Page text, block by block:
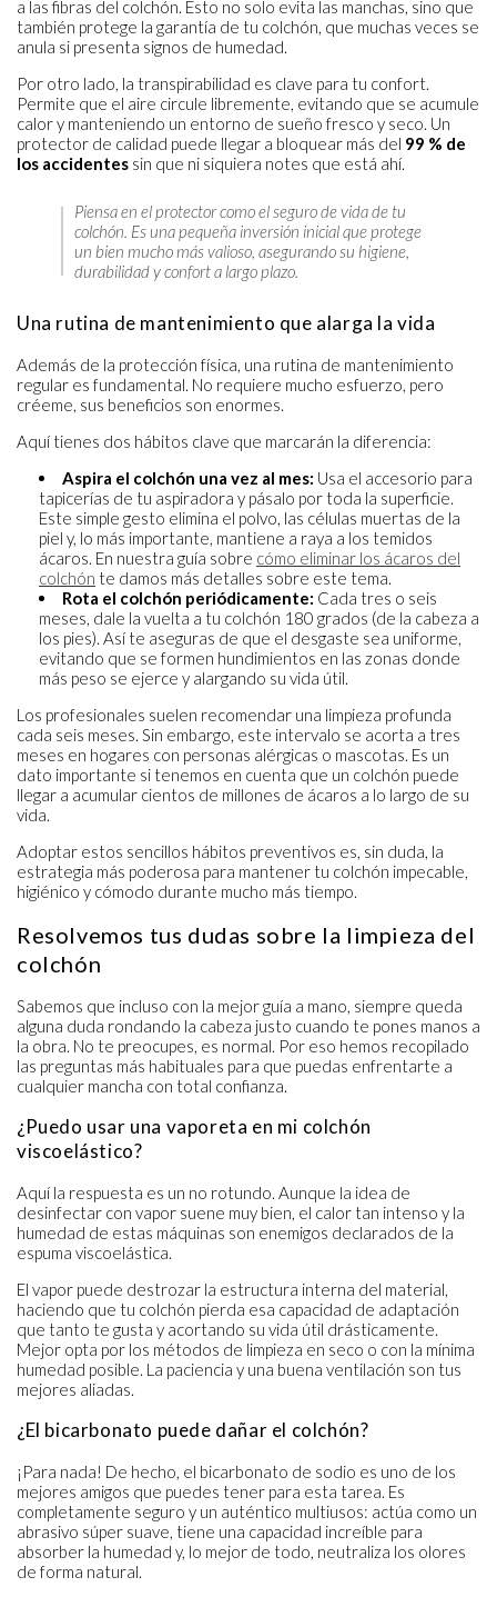
a las fibras del colchón. Esto no solo evita las manchas, sino que
también protege la garantía de tu colchón, que muchas veces se
anula si presenta signos de humedad.
Por otro lado, la transpirabilidad es clave para tu confort.
Permite que el aire circule libremente, evitando que se acumule
calor y manteniendo un entorno de sueño fresco y seco. Un
protector de calidad puede llegar a bloquear más del 99 % de
los accidentes sin que ni siquiera notes que está ahí.
Piensa en el protector como el seguro de vida de tu
colchón. Es una pequeña inversión inicial que protege
un bien mucho más valioso, asegurando su higiene,
durabilidad y confort a largo plazo.
Una rutina de mantenimiento que alarga la vida
Además de la protección física, una rutina de mantenimiento
regular es fundamental. No requiere mucho esfuerzo, pero
créeme, sus beneficios son enormes.
Aquí tienes dos hábitos clave que marcarán la diferencia:
Aspira el colchón una vez al mes: Usa el accesorio para
tapicerías de tu aspiradora y pásalo por toda la superficie.
Este simple gesto elimina el polvo, las células muertas de la
piel y, lo más importante, mantiene a raya a los temidos
ácaros. En nuestra guía sobre cómo eliminar los ácaros del
colchón te damos más detalles sobre este tema.
Rota el colchón periódicamente: Cada tres o seis
meses, dale la vuelta a tu colchón 180 grados (de la cabeza a
los pies). Así te aseguras de que el desgaste sea uniforme,
evitando que se formen hundimientos en las zonas donde
más peso se ejerce y alargando su vida útil.
Los profesionales suelen recomendar una limpieza profunda
cada seis meses. Sin embargo, este intervalo se acorta a tres
meses en hogares con personas alérgicas o mascotas. Es un
dato importante si tenemos en cuenta que un colchón puede
llegar a acumular cientos de millones de ácaros a lo largo de su
vida.
Adoptar estos sencillos hábitos preventivos es, sin duda, la
estrategia más poderosa para mantener tu colchón impecable,
higiénico y cómodo durante mucho más tiempo.
Resolvemos tus dudas sobre la limpieza del
colchón
Sabemos que incluso con la mejor guía a mano, siempre queda
alguna duda rondando la cabeza justo cuando te pones manos a
la obra. No te preocupes, es normal. Por eso hemos recopilado
las preguntas más habituales para que puedas enfrentarte a
cualquier mancha con total confianza.
¿Puedo usar una vaporeta en mi colchón
viscoelástico?
Aquí la respuesta es un no rotundo. Aunque la idea de
desinfectar con vapor suene muy bien, el calor tan intenso y la
humedad de estas máquinas son enemigos declarados de la
espuma viscoelástica.
El vapor puede destrozar la estructura interna del material,
haciendo que tu colchón pierda esa capacidad de adaptación
que tanto te gusta y acortando su vida útil drásticamente.
Mejor opta por los métodos de limpieza en seco o con la mínima
humedad posible. La paciencia y una buena ventilación son tus
mejores aliadas.
¿El bicarbonato puede dañar el colchón?
¡Para nada! De hecho, el bicarbonato de sodio es uno de los
mejores amigos que puedes tener para esta tarea. Es
completamente seguro y un auténtico multiusos: actúa como un
abrasivo súper suave, tiene una capacidad increíble para
absorber la humedad y, lo mejor de todo, neutraliza los olores
de forma natural.